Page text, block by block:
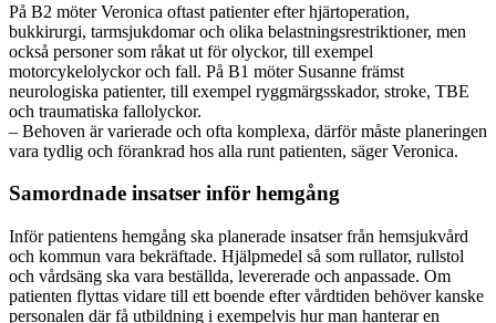
På B2 möter Veronica oftast patienter efter hjärtoperation,
bukkirurgi, tarmsjukdomar och olika belastningsrestriktioner, men
också personer som råkat ut för olyckor, till exempel
motorcykelolyckor och fall. På B1 möter Susanne främst
neurologiska patienter, till exempel ryggmärgsskador, stroke, TBE
och traumatiska fallolyckor.
– Behoven är varierade och ofta komplexa, därför måste planeringen
vara tydlig och förankrad hos alla runt patienten, säger Veronica.
Samordnade insatser inför hemgång
Inför patientens hemgång ska planerade insatser från hemsjukvård
och kommun vara bekräftade. Hjälpmedel så som rullator, rullstol
och vårdsäng ska vara beställda, levererade och anpassade. Om
patienten flyttas vidare till ett boende efter vårdtiden behöver kanske
personalen där få utbildning i exempelvis hur man hanterar en